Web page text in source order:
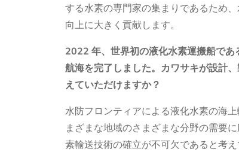
する水素の専門家の集まりであるため
向上に大きく貢献します。
2022 年、世界初の液化水素運搬船で
航海を完了しました。カワサキが設計
えていただけますか？
水防フロンティアによる液化水素の海
まざまな地域のさまざまな分野の需要
素輸送技術の確立が不可欠であると考え